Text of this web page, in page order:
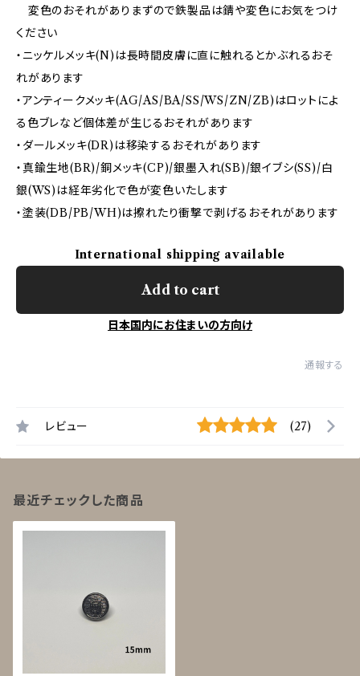
変色のおそれがありまずので鉄製品は錆や変色にお気をつけ
ください
・ニッケルメッキ(N)は長時間皮膚に直に触れるとかぶれるおそ
れがあります
・アンティークメッキ(AG/AS/BA/SS/WS/ZN/ZB)はロットによ
る色ブレなど個体差が生じるおそれがあります
・ダールメッキ(DR)は移染するおそれがあります
・真鍮生地(BR)/銅メッキ(CP)/銀墨入れ(SB)/銀イブシ(SS)/白
銀(WS)は経年劣化で色が変色いたします
・塗装(DB/PB/WH)は擦れたり衝撃で剥げるおそれがあります
International shipping available
Add to cart
日本国内にお住まいの方向け
通報する
レビュー (27)
最近チェックした商品